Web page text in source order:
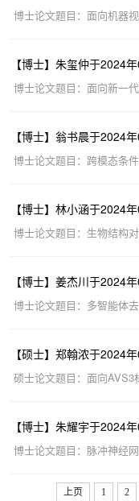
【博士】朱玺仲于2024
【博士】翁书晨于2024
【博士】林小涵于2024
【博士】姜杰川于2024
【硕士】郑翰浓于2024
【博士】朱耀宇于2024
上页 1 2